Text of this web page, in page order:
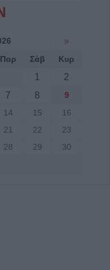
»
Παρ Σάβ Κυρ
1
2
7 8
9
14 15
16
21 22
23
28 29
30